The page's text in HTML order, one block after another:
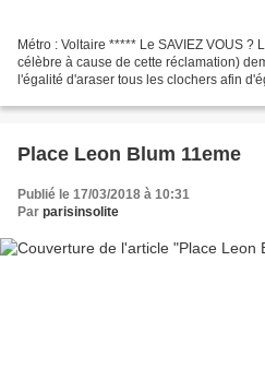
Métro : Voltaire ***** Le SAVIEZ VOUS ?
célèbre à cause de cette réclamation)
l'égalité d'araser tous les clochers afin
Place Leon Blum 11eme
Publié le 17/03/2018 à 10:31
Par parisinsolite